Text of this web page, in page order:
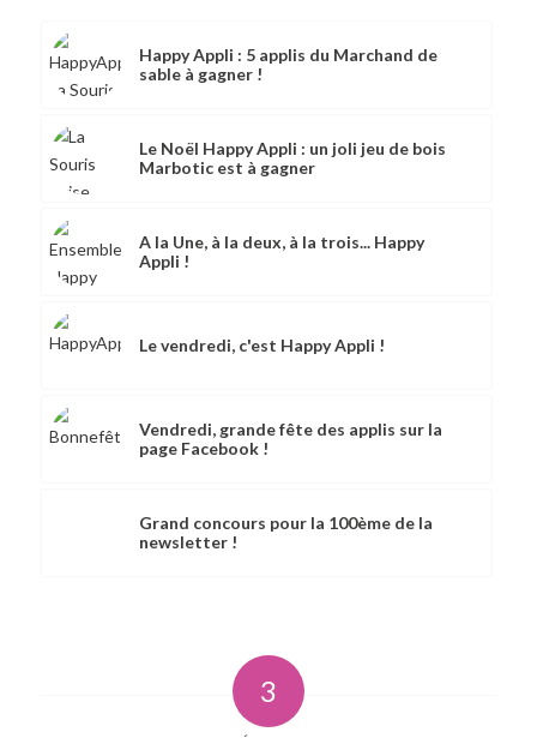
Happy Appli : 5 applis du Marchand de
sable à gagner !
Le Noël Happy Appli : un joli jeu de bois
Marbotic est à gagner
A la Une, à la deux, à la trois... Happy
Appli !
Le vendredi, c'est Happy Appli !
Vendredi, grande fête des applis sur la
page Facebook !
Grand concours pour la 100ème de la
newsletter !
3